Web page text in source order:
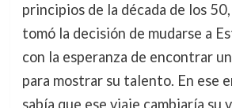
principios de la década de los
tomó la decisión de mudarse a
con la esperanza de encontrar
para mostrar su talento. En ese
sabía que ese viaje cambiaría su